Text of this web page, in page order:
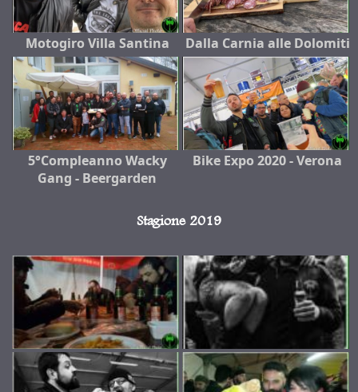
Motogiro Villa Santina Dalla Carnia alle Dolomiti
5°Compleanno Wacky
Gang - Beergarden
Bike Expo 2020 - Verona
Stagione 2019